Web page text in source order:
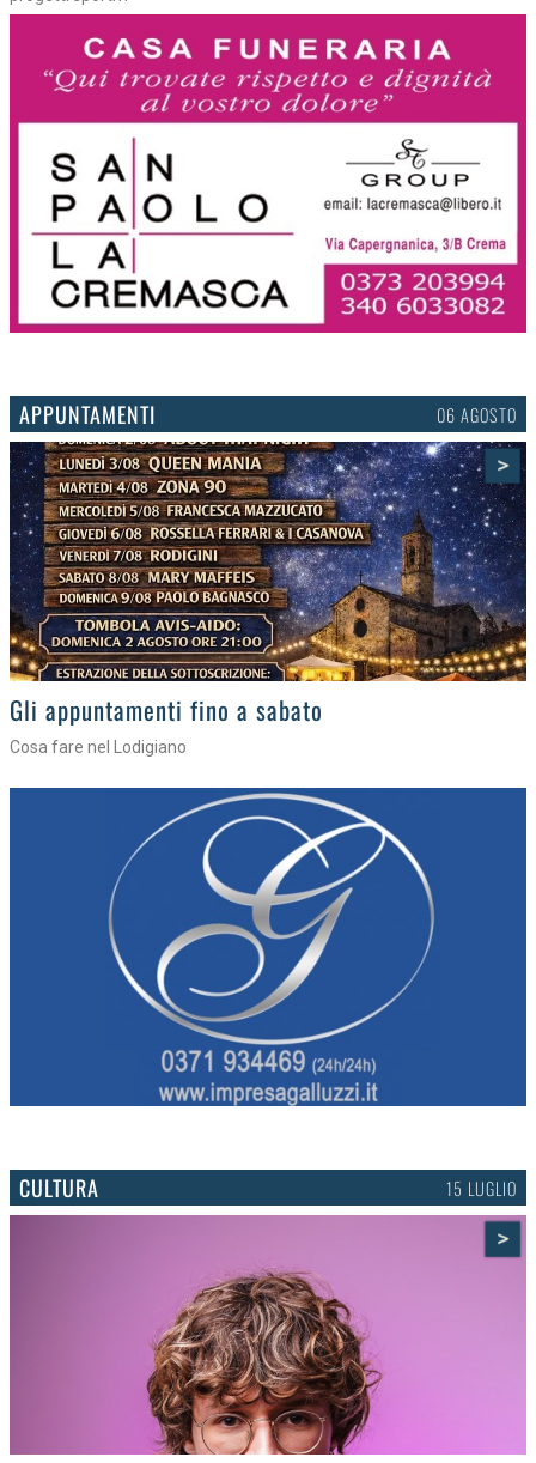
APPUNTAMENTI 03 AGOSTO
>
Gli eventi della settimana
Tra torte, cinema e musica live
CULTURA 15 LUGLIO
>